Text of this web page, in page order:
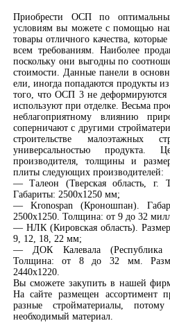
Приобрести ОСП по
условиям вы можете с помощью
товары отличного качества,
всем требованиям. Наиболее
поскольку они выгодны по
стоимости. Данные панели в
ели, иногда попадаются продукты
того, что ОСП 3 не деформируются
используют при отделке. Весьма
неблагоприятному влиянию
соперничают с другими
строительстве малоэтажных
универсальностью
производителя, толщины и
плиты следующих производителей:
— Талеон (Тверская область,
Габариты: 2500х1250 мм;
— Kronospan (Кроношпан).
2500х1250. Толщина: от 9 до 32
— НЛК (Кировская область).
9, 12, 18, 22 мм;
— ДОК Калевала (Республика
Толщина: от 8 до 32 мм.
2440х1220.
Вы сможете закупить в нашей
На сайте размещен ассортимент
разные стройматериалы,
необходимый материал.